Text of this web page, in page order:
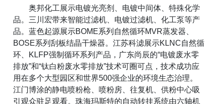
奥邦化工展示电镀光亮剂、电镀中间体、特殊化学
品。三川宏带来智能过滤机、电镀过滤机、化工泵等产
品。蓝色起源展示BOME系列自然循环MVR蒸发器、
BOSE系列刮板结晶干燥器。江苏科滤展示KLNC自然循
环、KLFP强制循环系列产品，广东尚辰的“电镀废水零
排放”和“钛白粉废水零排放”技术可圈可点，技术成功应
用在多个大型园区和世界500强企业的环境生态治理。
江门博涂的静电喷粉枪、喷粉房、往复机、供粉中心吸
引观众驻足观看。珠海玛斯特的自动转挂系统由六轴机